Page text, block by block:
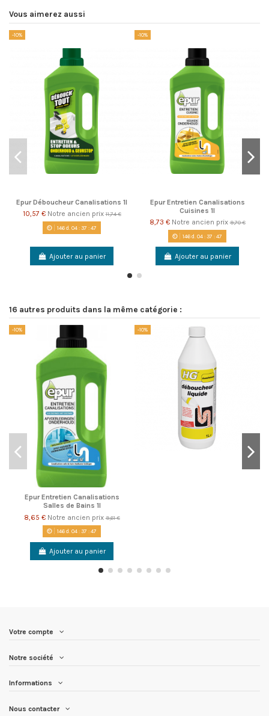
Vous aimerez aussi
-10%
Epur Déboucheur Canalisations 1l
10,57 € Notre ancien prix11,74 €
146d. 04:37 :46
Ajouter au panier
-10%
Epur Entretien Canalisations
Cuisines 1l
8,73 € Notre ancien prix9,70 €
146d. 04:37 :46
Ajouter au panier
16 autres produits dans la même catégorie :
-10%
Epur Entretien Canalisations
Salles de Bains 1l
8,65 € Notre ancien prix9,61 €
146d. 04:37 :46
Ajouter au panier
-10%
Votre compte
Notre société
Informations
Nous contacter